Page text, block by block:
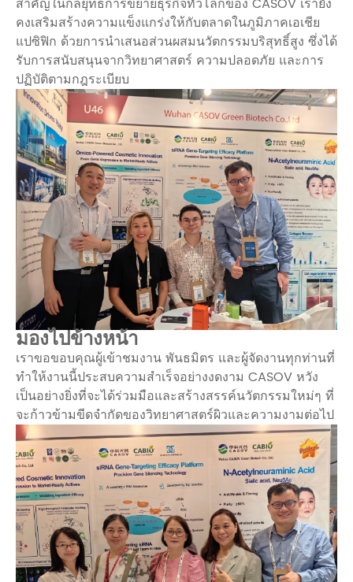
คงเสริมสร้างความแข็งแกร่งให้กับตลาดในภูมิภาคเอเชีย
แปซิฟิก ด้วยการนำเสนอส่วนผสมนวัตกรรมบริสุทธิ์สูง ซึ่งได้
รับการสนับสนุนจากวิทยาศาสตร์ ความปลอดภัย และการ
ปฏิบัติตามกฎระเบียบ
มองไปข้างหน้า
เราขอขอบคุณผู้เข้าชมงาน พันธมิตร และผู้จัดงานทุกท่านที่
ทำให้งานนี้ประสบความสำเร็จอย่างงดงาม CASOV หวัง
เป็นอย่างยิ่งที่จะได้ร่วมมือและสร้างสรรค์นวัตกรรมใหม่ๆ ที่
จะก้าวข้ามขีดจำกัดของวิทยาศาสตร์ผิวและความงามต่อไป